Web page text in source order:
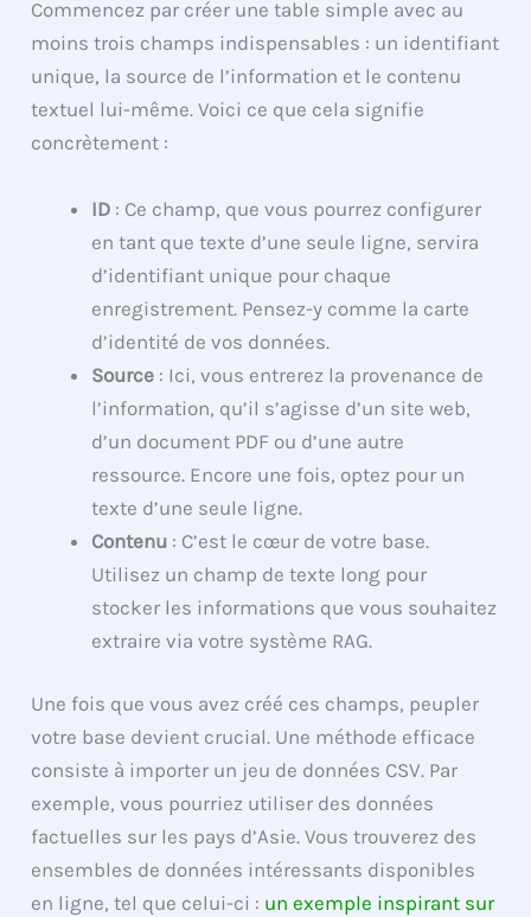
Commencez par créer une table simple avec au
moins trois champs indispensables : un identifiant
unique, la source de l’information et le contenu
textuel lui-même. Voici ce que cela signifie
concrètement :
ID : Ce champ, que vous pourrez configurer
en tant que texte d’une seule ligne, servira
d’identifiant unique pour chaque
enregistrement. Pensez-y comme la carte
d’identité de vos données.
Source : Ici, vous entrerez la provenance de
l’information, qu’il s’agisse d’un site web,
d’un document PDF ou d’une autre
ressource. Encore une fois, optez pour un
texte d’une seule ligne.
Contenu : C’est le cœur de votre base.
Utilisez un champ de texte long pour
stocker les informations que vous souhaitez
extraire via votre système RAG.
Une fois que vous avez créé ces champs, peupler
votre base devient crucial. Une méthode efficace
consiste à importer un jeu de données CSV. Par
exemple, vous pourriez utiliser des données
factuelles sur les pays d’Asie. Vous trouverez des
ensembles de données intéressants disponibles
en ligne, tel que celui-ci : un exemple inspirant sur